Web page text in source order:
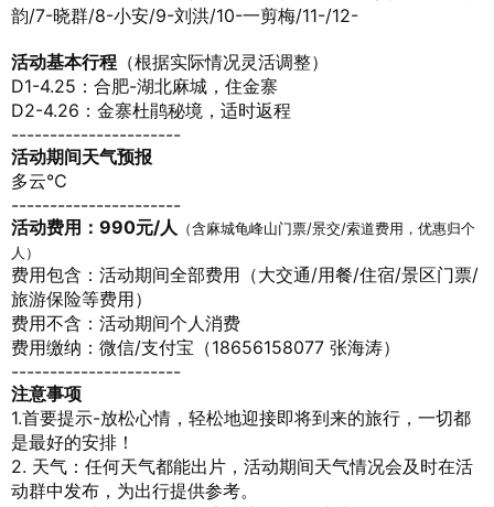
韵/7-晓群/8-小安/9-刘洪/10-一剪梅/11-/12-
活动基本行程 （根据实际情况灵活调整）
D1-4.25：合肥-湖北麻城，住金寨
D2-4.26：金寨杜鹃秘境，适时返程
----------------------
活动期间天气预报
多云℃
----------------------
活动费用：990元/人 （含麻城龟峰山门票/景交/索道费用，优惠归个
人）
费用包含：活动期间全部费用（大交通/用餐/住宿/景区门票/
旅游保险等费用）
费用不含：活动期间个人消费
费用缴纳：微信/支付宝（18656158077 张海涛）
----------------------
注意事项
1.首要提示-放松心情，轻松地迎接即将到来的旅行，一切都
是最好的安排！
2. 天气：任何天气都能出片，活动期间天气情况会及时在活
动群中发布，为出行提供参考。